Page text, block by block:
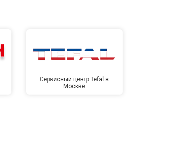
Сервисный центр Tefal в
Москве